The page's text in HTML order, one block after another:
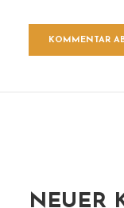
NEUER